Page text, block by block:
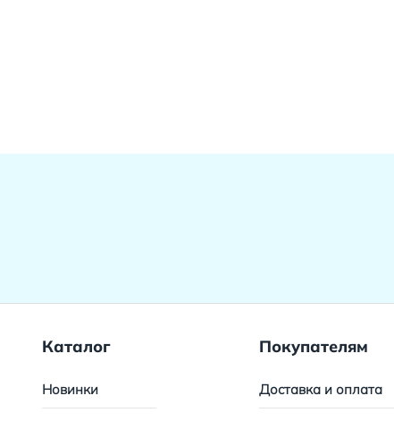
Каталог
Новинки
Покупателям
Доставка и оплата